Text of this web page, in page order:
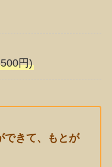
円)
できて、もとが